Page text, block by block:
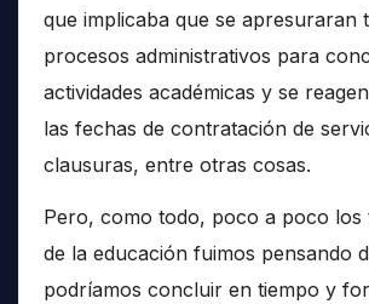
que implicaba que se apresuraran
procesos administrativos para
actividades académicas y se
las fechas de contratación de
clausuras, entre otras cosas.
Pero, como todo, poco a poco los
de la educación fuimos pensando
podríamos concluir en tiempo y